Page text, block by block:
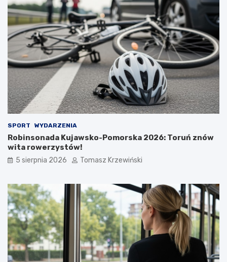
SPORT WYDARZENIA
Robinsonada Kujawsko-Pomorska 2026: Toruń znów
wita rowerzystów!
5 sierpnia 2026 Tomasz Krzewiński